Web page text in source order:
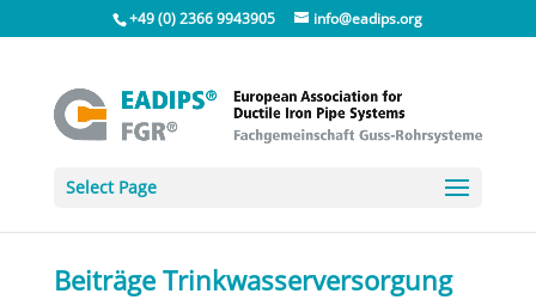
+49 (0) 2366 9943905 info@eadips.org
Select Page
Beiträge Trinkwasserversorgung